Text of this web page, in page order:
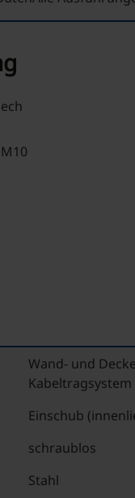
Wand- und
Kabeltragsystem
Einschub
schraublos
Stahl